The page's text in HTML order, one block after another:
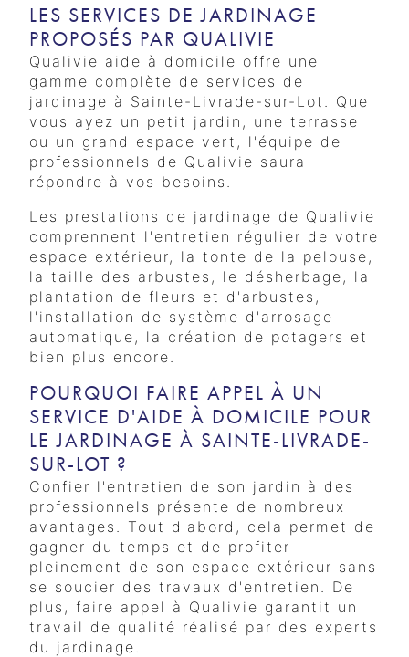
LES SERVICES DE JARDINAGE
PROPOSÉS PAR QUALIVIE
Qualivie aide à domicile offre une
gamme complète de services de
jardinage à Sainte-Livrade-sur-Lot. Que
vous ayez un petit jardin, une terrasse
ou un grand espace vert, l'équipe de
professionnels de Qualivie saura
répondre à vos besoins.
Les prestations de jardinage de Qualivie
comprennent l'entretien régulier de votre
espace extérieur, la tonte de la pelouse,
la taille des arbustes, le désherbage, la
plantation de fleurs et d'arbustes,
l'installation de système d'arrosage
automatique, la création de potagers et
bien plus encore.
POURQUOI FAIRE APPEL À UN
SERVICE D'AIDE À DOMICILE POUR
LE JARDINAGE À SAINTE-LIVRADE-
SUR-LOT ?
Confier l'entretien de son jardin à des
professionnels présente de nombreux
avantages. Tout d'abord, cela permet de
gagner du temps et de profiter
pleinement de son espace extérieur sans
se soucier des travaux d'entretien. De
plus, faire appel à Qualivie garantit un
travail de qualité réalisé par des experts
du jardinage.